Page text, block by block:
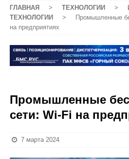
ГЛАВНАЯ > ТЕХНОЛОГИИ >
ТЕХНОЛОГИИ
>
Промышленные
на предприятиях
Промышленные
сети: Wi-Fi на
7 марта 2024